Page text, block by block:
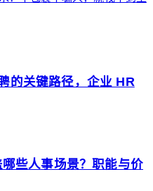
的关键路径，企业 HR
些人事场景？职能与价